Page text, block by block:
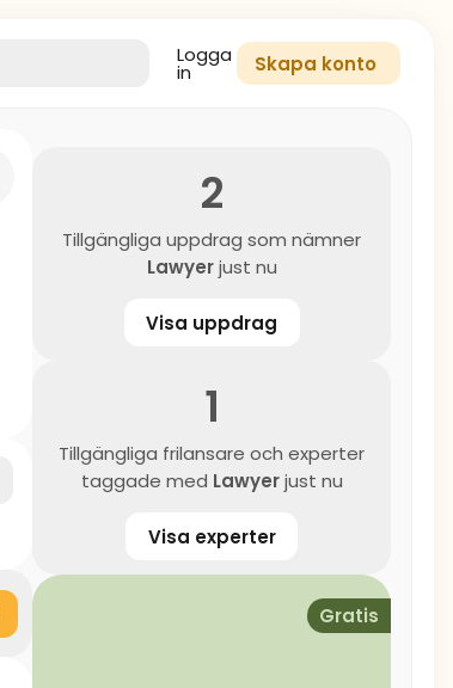
Logga
in Skapa konto
2
Tillgängliga uppdrag som nämner
Lawyerjust nu
Visa uppdrag
1
Tillgängliga frilansare och experter
taggade med Lawyerjust nu
Visa experter
Gratis